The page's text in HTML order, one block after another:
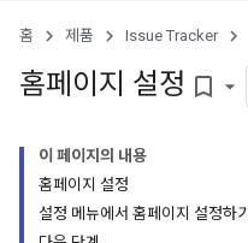
홈 제품 Issue Tracker
홈페이지 설정 bookmark_border
이 페이지의 내용
홈페이지 설정
설정 메뉴에서 홈페이지 설정하기